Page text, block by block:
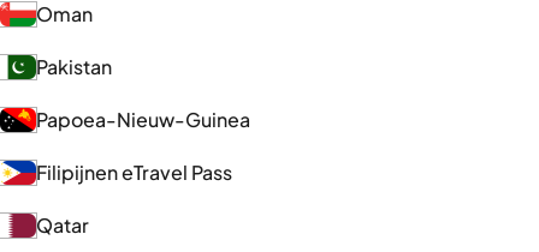
Oman
Pakistan
Papoea-Nieuw-Guinea
Filipijnen eTravel Pass
Qatar